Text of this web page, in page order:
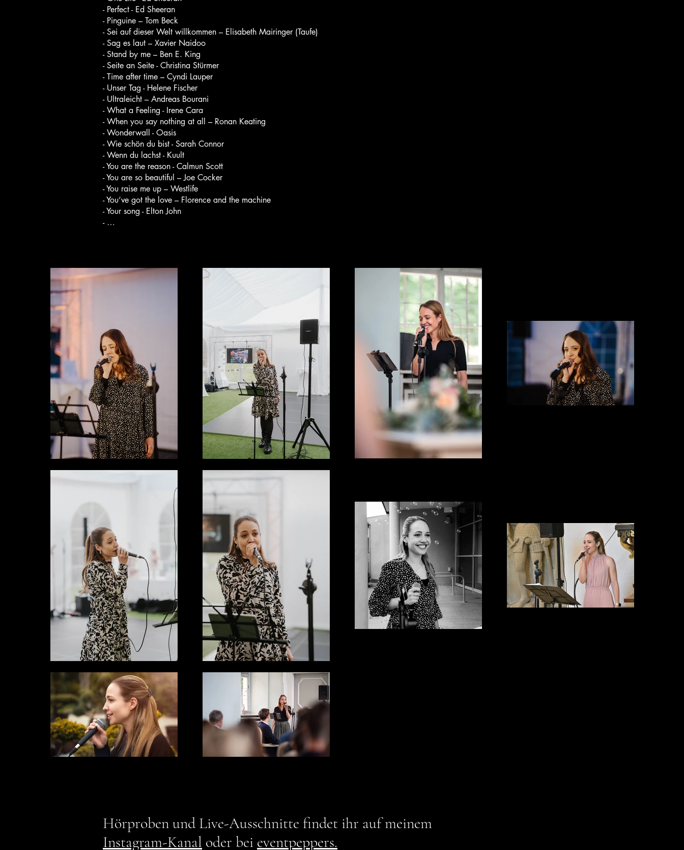
- Perfect - Ed Sheeran
- Pinguine – Tom Beck
- Sei auf dieser Welt willkommen – Elisabeth Mairinger (Taufe)
- Sag es laut – Xavier Naidoo
- Stand by me – Ben E. King
- Seite an Seite - Christina Stürmer
- Time after time – Cyndi Lauper
- Unser Tag - Helene Fischer
- Ultraleicht – Andreas Bourani
- What a Feeling - Irene Cara
- When you say nothing at all – Ronan Keating
- Wonderwall - Oasis
- Wie schön du bist - Sarah Connor
- Wenn du lachst - Kuult
- You are the reason - Calmun Scott
- You are so beautiful – Joe Cocker
- You raise me up – Westlife
- You’ve got the love – Florence and the machine
- Your song - Elton John
- …
Hörproben und Live-Ausschnitte findet ihr auf meinem
Instagram-Kanal oder bei eventpeppers.